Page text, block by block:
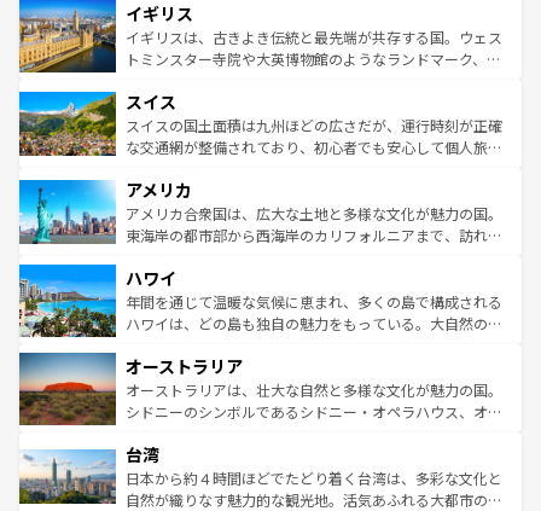
いる。シャンパンの発祥地であるランス、プロヴァンスの
香り高いラベンダー畑など、多彩な楽しみ方が可能だ。さ
らに、パリ以外の地域にも魅力が溢れており、どの街角に
れる地方に足を運ぶとそれぞれで全く異なる文化を体験で
きるだろう。 なお、新着のフランス情報はコンテンツ一覧
を参照してほしい。
顔を持つこの国は、どこを歩いても飽きることがない。ベ
ルリンの文化的活気、バイエルン州のアルプスの絶景、そ
してライン川沿いのワイン畑といった風景は必見。ビール
は、お酒好きな人にはぜひ体験してほしい。 なお、新着の
ドイツ情報はコンテンツ一覧を参照してほしい。
イギリス
イギリスは、古きよき伝統と最先端が共存する国。ウェス
トミンスター寺院や大英博物館のようなランドマーク、歴
リアごとに異なる魅力がある。また、優雅なアフタヌーン
ティー、ビール好きにはたまらない英国パブ、サッカー観
戦など、本場だからこそできる体験も豊富。イギリスを旅
ンツ一覧を参照してほしい。
スイス
スイスの国土面積は九州ほどの広さだが、運行時刻が正確
な交通網が整備されており、初心者でも安心して個人旅行
の建物がそのまま残る町や、スイスならではのユニークな
博物館もあり、アルプス観光だけでなく町歩きも満喫する
ことができる。国民の所得が高いため物価も高いが、旅行
ば市内交通費無料で観光を楽しむこともできる。 なお、新
着のスイス情報はコンテンツ一覧 を参照してほしい。
アメリカ
アメリカ合衆国は、広大な土地と多様な文化が魅力の国。
東海岸の都市部から西海岸のカリフォルニアまで、訪れる
のような巨大都市は、観光、ショッピング、エンターテイ
ンメントが詰まった刺激的なスポットだ。一方、アメリカ
西部には大自然が広がり、グランドキャニオンやイエロー
部のニューオーリンズでは、音楽と美食が融合した独特の
文化が魅力。旅行者はアメリカの各地域で異なる魅力を楽
しみながら、その多様性と豊かな歴史を感じることができ
ならではの贅沢な旅のスタイルだ。 なお、新着のアメリカ
情報はコンテンツ一覧を参照してほしい。
ハワイ
年間を通じて温暖な気候に恵まれ、多くの島で構成される
ハワイは、どの島も独自の魅力をもっている。大自然の神
ワイ島は見逃せない。また、定番の観光地といえばオアフ
島だが、静かな自然を求めるならマウイ島やカウアイ島が
おすすめ。エメラルドグリーンに輝く海をはじめ、豊かな
れるおもてなしの心で訪れる人々を迎えてくれるハワイの
人々、おいしいローカルフードやハワイアンミュージッ
ク、伝統的なフラダンスなど、すべてがハワイの魅力を彩
オーストラリア
オーストラリアは、壮大な自然と多様な文化が魅力の国。
シドニーのシンボルであるシドニー・オペラハウス、オー
リアリーフや大陸中央部にそびえるウルル（エアーズロッ
ク）、タスマニアの美しい原生林やケアンズの熱帯雨林な
ど、見どころがたくさん。また、カフェやワイン、オージ
台湾
日本から約４時間ほどでたどり着く台湾は、多彩な文化と
自然が織りなす魅力的な観光地。活気あふれる大都市の台